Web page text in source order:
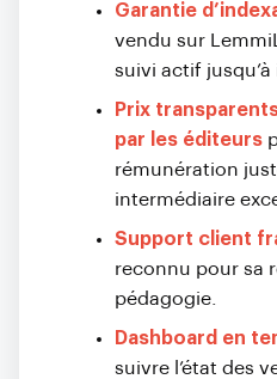
Garantie
vendu sur
suivi actif jusqu’à
Prix
par les éditeurs
rémunération
intermédiaire
Support client
reconnu pour sa
pédagogie.
Dashboard en
suivre l’état des